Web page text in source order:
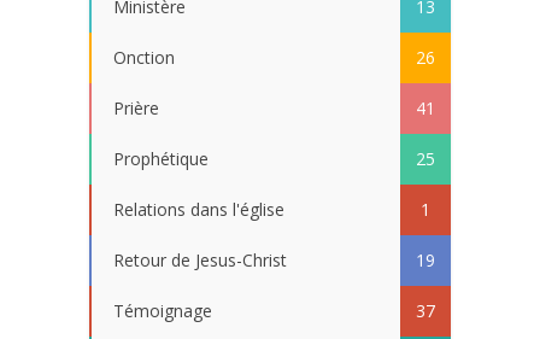
Ministère 13
Onction 26
Prière 41
Prophétique 25
Relations dans l'église 1
Retour de Jesus-Christ 19
Témoignage 37